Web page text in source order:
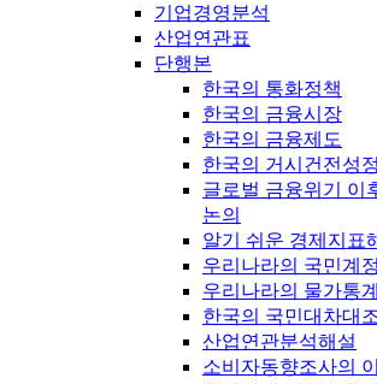
기업경영분석
산업연관표
단행본
한국의 통화정책
한국의 금융시장
한국의 금융제도
한국의 거시건전성
글로벌 금융위기 이
논의
알기 쉬운 경제지표
우리나라의 국민계정
우리나라의 물가통계
한국의 국민대차대
산업연관분석해설
소비자동향조사의